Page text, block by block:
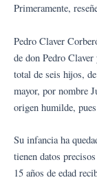
Primeramente,
Pedro Claver
de don Pedro
total de seis hijos,
mayor, por nombre
origen humilde,
Su infancia ha
tienen datos
15 años de edad